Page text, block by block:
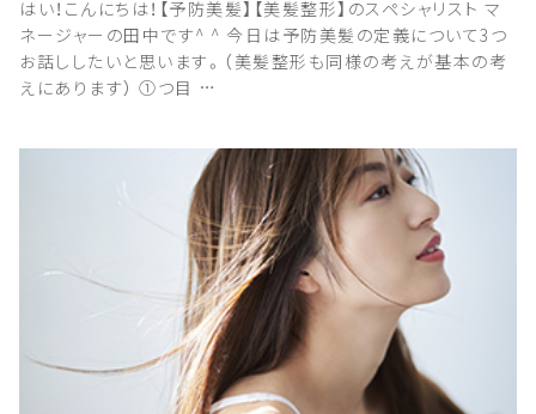
はい！こんにちは！【予防美髪】【美髪整形】のスペシャリスト マ
ネージャーの田中です^ ^ 今日は予防美髪の定義について3つ
お話ししたいと思います。（美髪整形も同様の考えが基本の考
えにあります） ①つ目 …